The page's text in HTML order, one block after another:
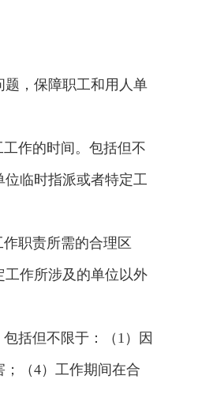
，保障职工和用人单
作的时间。包括但不
临时指派或者特定工
职责所需的合理区
作所涉及的单位以外
括但不限于：（1）因
（4）工作期间在合